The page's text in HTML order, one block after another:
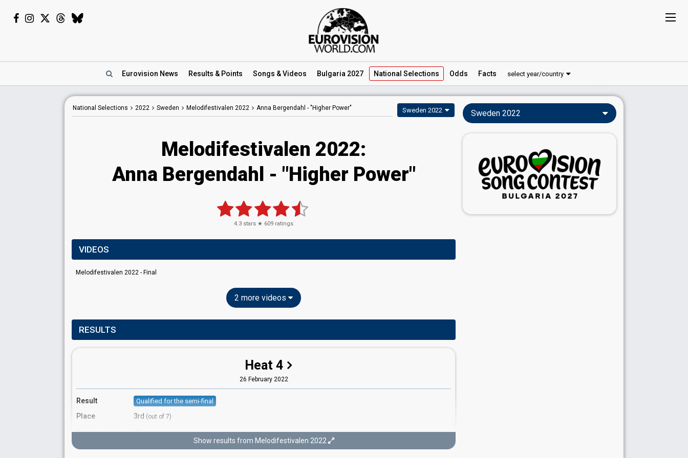
Eurovision News Results & Points Songs & Videos Bulgaria 2027 National Selections Odds Facts select year/country
National Selections 2022 Sweden Melodifestivalen 2022 Anna Bergendahl - "Higher Power" Sweden 2022
Melodifestivalen 2022:
Anna Bergendahl - "Higher Power"
4.3 stars ★ 609 ratings
VIDEOS
Melodifestivalen 2022 - Final
2 more videos
RESULTS
Heat 4
26 February 2022
Result Qualified for the semi-final
Place 3rd (out of 7)
Points Total 73
Votes Total 1,397,767(17% of the votes)
Show results from Melodifestivalen 2022
Sweden 2022